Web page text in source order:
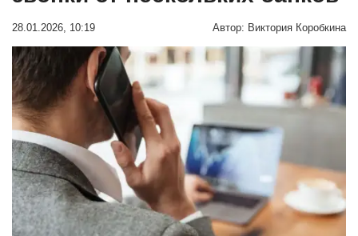
28.01.2026, 10:19 Автор: Виктория Коробкина